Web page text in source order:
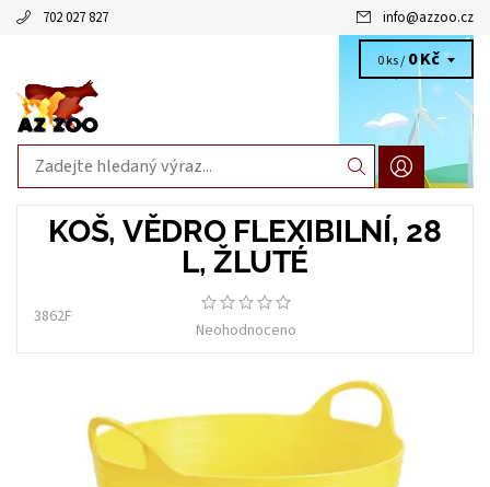
702 027 827 info@azzoo.cz
0 ks / 0 Kč
KOŠ, VĚDRO FLEXIBILNÍ, 28
L, ŽLUTÉ
3862F
Neohodnoceno